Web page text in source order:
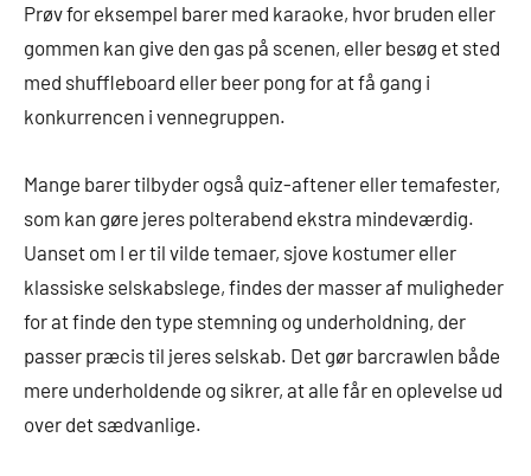
Prøv for eksempel barer med karaoke, hvor bruden eller
gommen kan give den gas på scenen, eller besøg et sted
med shuffleboard eller beer pong for at få gang i
konkurrencen i vennegruppen.
Mange barer tilbyder også quiz-aftener eller temafester,
som kan gøre jeres polterabend ekstra mindeværdig.
Uanset om I er til vilde temaer, sjove kostumer eller
klassiske selskabslege, findes der masser af muligheder
for at finde den type stemning og underholdning, der
passer præcis til jeres selskab. Det gør barcrawlen både
mere underholdende og sikrer, at alle får en oplevelse ud
over det sædvanlige.